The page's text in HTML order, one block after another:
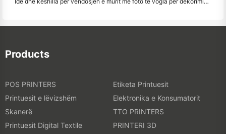
Products
POS PRINTERS
Etiketa Printuesit
Printuesit e lëvizshëm
Elektronika e Konsumatorit
Skanerë
TTO PRINTERS
Printuesit Digital Textile
PRINTERI 3D